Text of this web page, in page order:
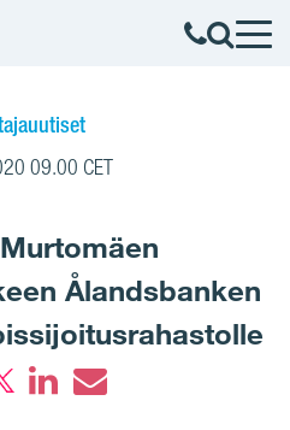
09.00 CET
Ålandsbanken